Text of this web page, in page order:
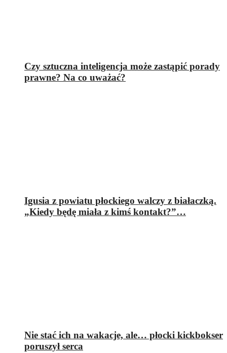
Czy sztuczna inteligencja może zastąpić porady
prawne? Na co uważać?
Igusia z powiatu płockiego walczy z białaczką.
„Kiedy będę miała z kimś kontakt?”…
Nie stać ich na wakacje, ale… płocki kickbokser
poruszył serca